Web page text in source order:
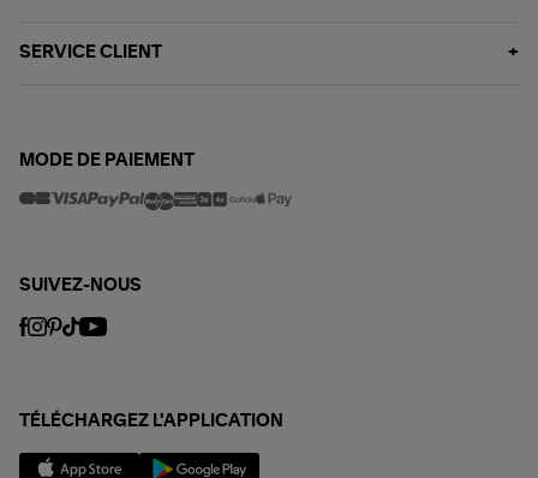
SERVICE CLIENT
MODE DE PAIEMENT
SUIVEZ-NOUS
TÉLÉCHARGEZ L'APPLICATION